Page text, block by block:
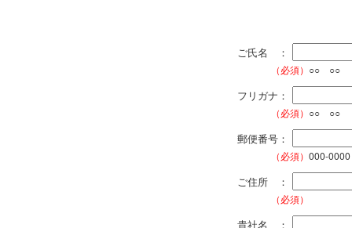
ご氏名 ：
（必須） ○○ ○○
フリガナ：
（必須） ○○ ○○
郵便番号：
（必須） 000-0000
ご住所 ：
（必須）
貴社名 ：